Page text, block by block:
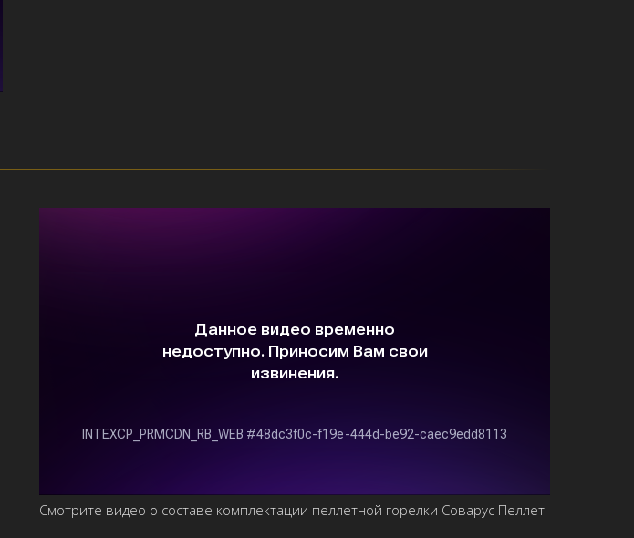
Смотрите видео о составе комплектации пеллетной горелки Соварус Пеллет